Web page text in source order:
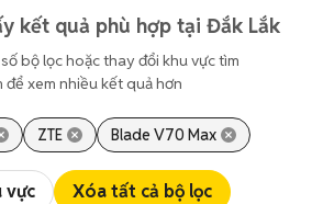
kết quả phù hợp tại Đắk Lắk
bộ lọc hoặc thay đổi khu vực tìm
để xem nhiều kết quả hơn
ZTE Blade V70 Max
vực Xóa tất cả bộ lọc